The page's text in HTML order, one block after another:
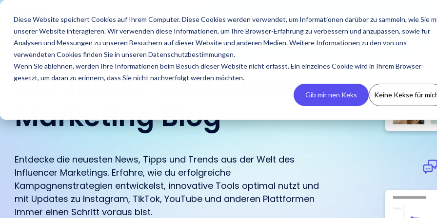
Diese Website speichert Cookies auf Ihrem Computer. Diese Cookies werden verwendet, um Informationen darüber zu sammeln, wie Sie
unserer Website interagieren. Wir verwenden diese Informationen, um Ihre Browser-Erfahrung zu verbessern und anzupassen, sowie für
Analysen und Messungen zu unseren Besuchern auf dieser Website und anderen Medien. Weitere Informationen zu den von uns
verwendeten Cookies finden Sie in unseren Datenschutzbestimmungen.
Wenn Sie ablehnen, werden Ihre Informationen beim Besuch dieser Website nicht erfasst. Ein einzelnes Cookie wird in Ihrem Browser
gesetzt, um daran zu erinnern, dass Sie nicht nachverfolgt werden möchten.
Gib mir nen Keks Keine Kekse für
Skip
the
main
content.
Features
Finde Creator
Finde starke Influencer
und Creator weltweit mit
der KI-gestützten
Discovery von IROIN®.
Analysiere
Zielgruppen
Vermeide Fake Following
und lerne schon vor
Beginn einer Kooperation
über die Zielgruppen
Erstelle dein CRM
Erstelle dein eigenes
Influencer CRM, verliere
keine Informationen und
Kampagnen zentral und
Success Stories
Agenturen
Finde heraus wie IROIN®
Agenturen bei der
Umsetzung von
Influencer Kampagnen
Brands
Finde heraus wie IROIN®
Marken bei der
Umsetzung ihrer
Kampagnen in-house
Ressourcen
Blog
In unserem Blog findest
Du aktuelle Artikel und
spannende Beiträge
rund um Influencer
IROINs® Rising
Stars
Zehn Creator, die uns
diesen Monat jeweils auf
Instagram, TikTok,
Twitch & YouTube
Guides & Reports
Unsere Guides & Reports
bieten praxisorientierte
Tipps für erfolgreiches
Auftritten von IROIN®
Preise Über uns
Das sind wir
Einblick in unser
Unternehmen wir stellen
uns vor.
Karriere
Traumkarrieren
beginnen hier: Entdecke
deine Zukunft.
Presse
Neueste Presseberichte,
Medienressourcen und
Media Kits.
bei Fragen oder
DerIROIN®Influencer
Marketing Blog
Entdecke die neuesten News, Tipps und Trends aus der Welt des
Influencer Marketings. Erfahre, wie du erfolgreiche
Kampagnenstrategien entwickelst, innovative Tools optimal nutzt und
mit Updates zu Instagram, TikTok, YouTube und anderen Plattformen
immer einen Schritt voraus bist.